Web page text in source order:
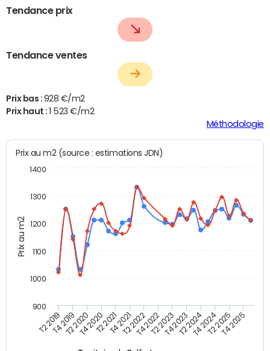
Tendance prix
Tendance ventes
Prix bas : 928 €/m2
Prix haut :1 523 €/m2
Méthodologie
Prix au m2
Prix au m2 (source : estimations JDN)
T2 2019T4 2019T2 2020T4 2020T2 2021T4 2021T2 2022T4 2022T2 2023T4 2023T2 2024T4 2024T2 2025T4 2025
900
1000
1100
1200
1300
1400